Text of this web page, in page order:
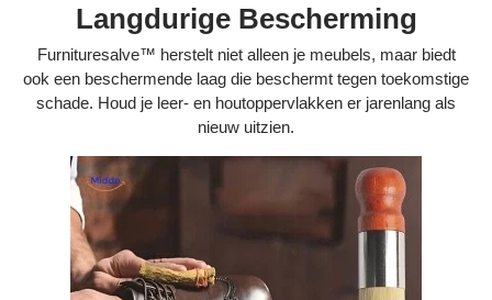
Langdurige Bescherming
Furnituresalve™ herstelt niet alleen je meubels, maar biedt
ook een beschermende laag die beschermt tegen toekomstige
schade. Houd je leer- en houtoppervlakken er jarenlang als
nieuw uitzien.